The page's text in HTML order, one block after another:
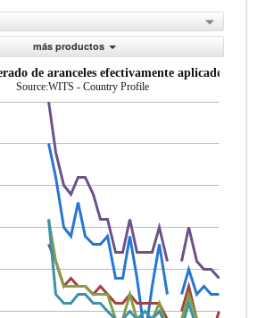
más productos
Source:WITS - Country Profile